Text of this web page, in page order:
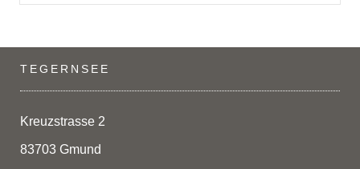
TEGERNSEE
Kreuzstrasse 2
83703 Gmund